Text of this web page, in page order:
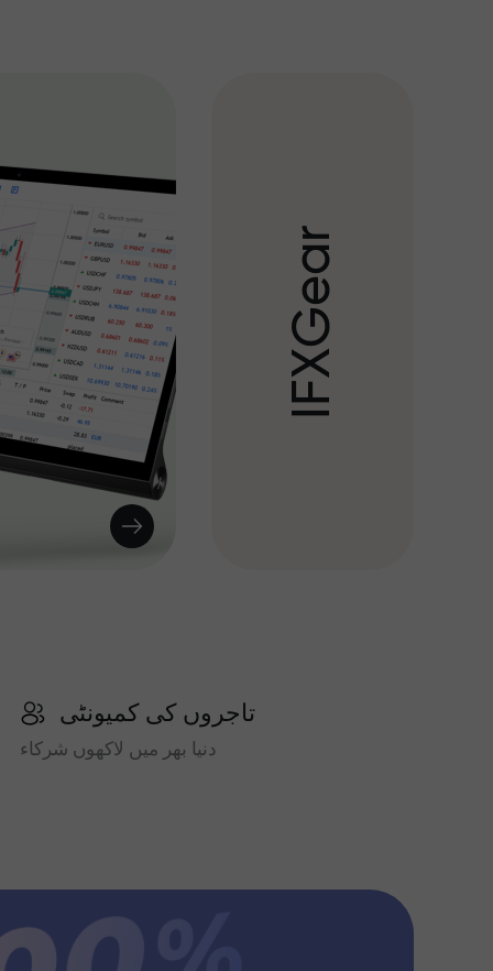
I
F
X
G
e
a
r
تاجروں کی کمیونٹی
دنیا بھر میں لاکھوں شرکاء